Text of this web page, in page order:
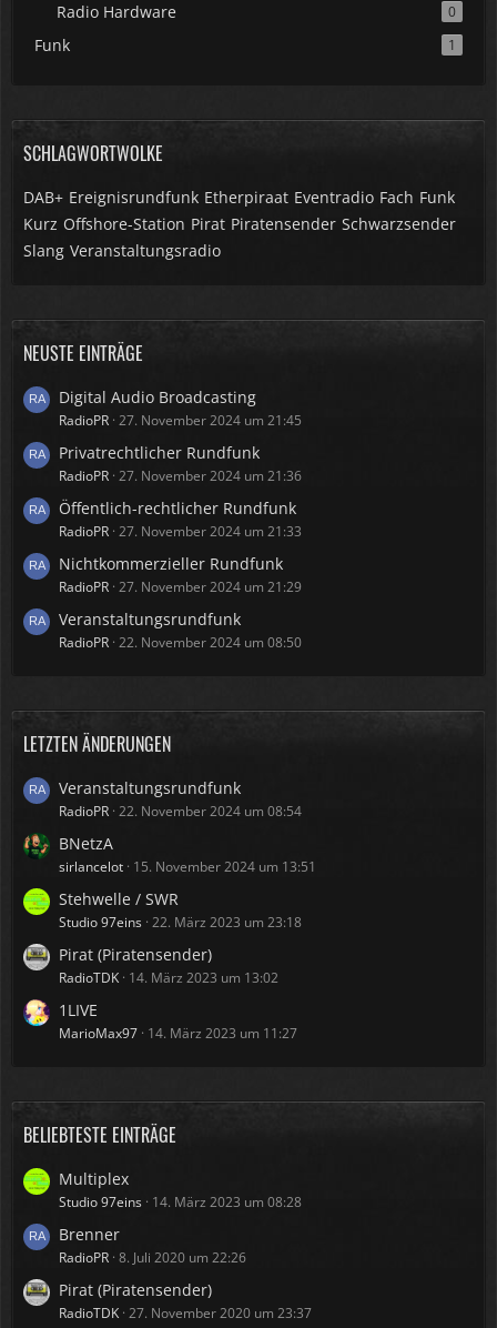
Radio Hardware 0
Funk 1
SCHLAGWORTWOLKE
DAB+ Ereignisrundfunk Etherpiraat Eventradio Fach Funk
Kurz Offshore-Station Pirat Piratensender Schwarzsender
Slang Veranstaltungsradio
NEUSTE EINTRÄGE
Digital Audio Broadcasting
RadioPR 27. November 2024 um 21:45
Privatrechtlicher Rundfunk
RadioPR 27. November 2024 um 21:36
Öffentlich-rechtlicher Rundfunk
RadioPR 27. November 2024 um 21:33
Nichtkommerzieller Rundfunk
RadioPR 27. November 2024 um 21:29
Veranstaltungsrundfunk
RadioPR 22. November 2024 um 08:50
LETZTEN ÄNDERUNGEN
Veranstaltungsrundfunk
RadioPR 22. November 2024 um 08:54
BNetzA
sirlancelot 15. November 2024 um 13:51
Stehwelle / SWR
Studio 97eins 22. März 2023 um 23:18
Pirat (Piratensender)
RadioTDK 14. März 2023 um 13:02
1LIVE
MarioMax97 14. März 2023 um 11:27
BELIEBTESTE EINTRÄGE
Multiplex
Studio 97eins 14. März 2023 um 08:28
Brenner
RadioPR 8. Juli 2020 um 22:26
Pirat (Piratensender)
RadioTDK 27. November 2020 um 23:37